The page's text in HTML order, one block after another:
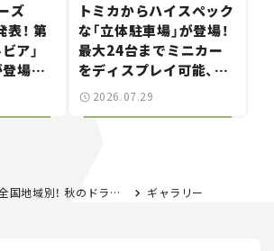
ズ
！ 第
ア」
登場。
トミカからハイスペック
な「立体駐車場」が登場！
最大24台までミニカー
をディスプレイ可能、特
別な「日産 GT-R
2026.07.29
地域別！ 秋のドライブで行きたい場所ランキング2024。絶景を求めて旅に出よう。 ギャラリー